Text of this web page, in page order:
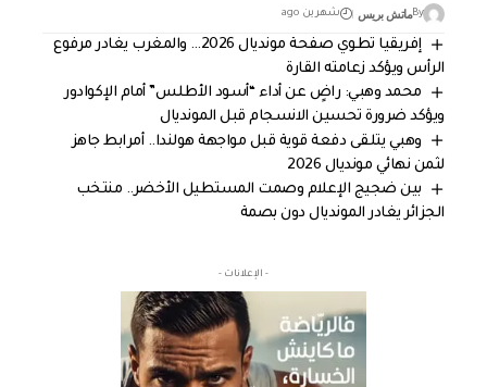
Byماتش بريس شهرين ago
إفريقيا تطوي صفحة مونديال 2026… والمغرب يغادر مرفوع
الرأس ويؤكد زعامته القارة
محمد وهبي: راضٍ عن أداء “أسود الأطلس” أمام الإكوادور
ويؤكد ضرورة تحسين الانسجام قبل المونديال
وهبي يتلقى دفعة قوية قبل مواجهة هولندا.. أمرابط جاهز
لثمن نهائي مونديال 2026
بين ضجيج الإعلام وصمت المستطيل الأخضر.. منتخب
الجزائر يغادر المونديال دون بصمة
- الإعلانات -